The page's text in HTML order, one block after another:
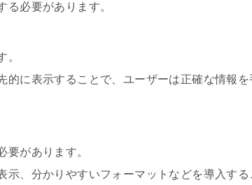
る必要があります。
。
的に表示することで、ユーザーは正確な情報
要があります。
示、分かりやすいフォーマットなどを導入す